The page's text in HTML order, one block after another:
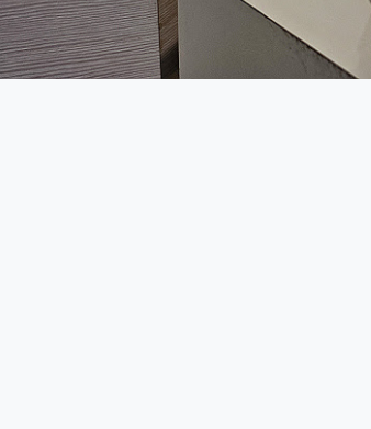
自帶線的 有線無線都能充
飛利浦 JS7310 ⚡【電急便｜行
是螢幕也是電視! 一機超多用途
您的專屬AI 助手 Yoga Slim 7
iPhone、Apple Watch、
動靜皆宜「HUAWEI FreeArc」
EaseUS Vocal Remover 免費
3 個超值 MHN 飛人工具分享~~
小體積 40000mAh 超大容量 一
97.3% 恢復率，資料救援就是